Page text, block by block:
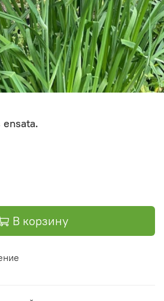
В корзину